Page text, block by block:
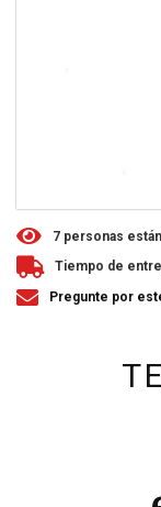
7 personas
Tiempo de
Pregunte por